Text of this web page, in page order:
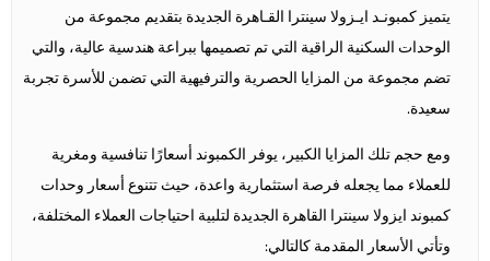
يتميز كمبونـد ايـزولا سينترا القـاهرة الجديدة بتقديم مجموعة من
الوحدات السكنية الراقية التي تم تصميمها ببراعة هندسية عالية، والتي
تضم مجموعة من المزايا الحصرية والترفيهية التي تضمن للأسرة تجربة
سعيدة.
ومع حجم تلك المزايا الكبير، يوفر الكمبوند أسعارًا تنافسية ومغرية
للعملاء مما يجعله فرصة استثمارية واعدة، حيث تتنوع أسعار وحدات
كمبوند ايزولا سينترا القاهرة الجديدة لتلبية احتياجات العملاء المختلفة،
وتأتي الأسعار المقدمة كالتالي: